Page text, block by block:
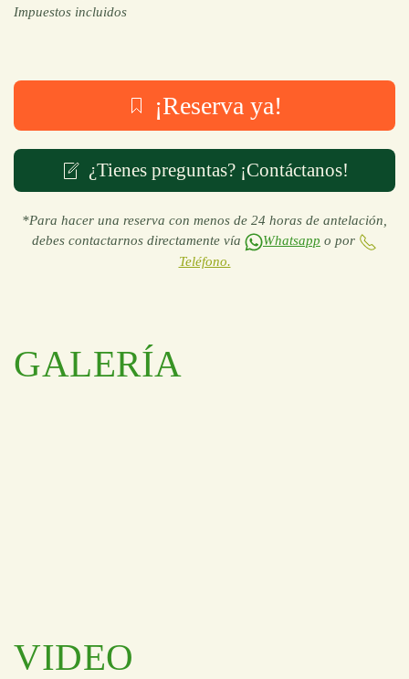
Impuestos incluidos
¡Reserva ya!
¿Tienes preguntas? ¡Contáctanos!
*Para hacer una reserva con menos de 24 horas de antelación,
debes contactarnos directamente vía
Whatsapp o por
Teléfono.
GALERÍA
VIDEO